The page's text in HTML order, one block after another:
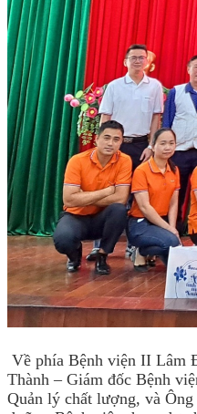
Về phía Bệnh viện II Lâm
Thành – Giám đốc Bệnh
Quản lý chất lượng, và